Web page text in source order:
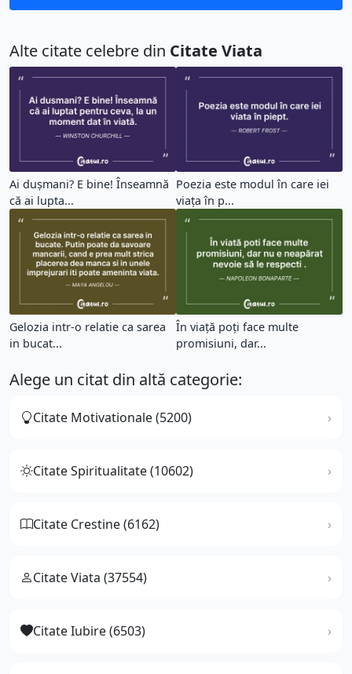
Alte citate celebre din Citate Viata
Ai dușmani? E bine! Înseamnă
că ai lupta...
Poezia este modul în care iei
viața în p...
Gelozia intr-o relatie ca sarea
in bucat...
În viață poți face multe
promisiuni, dar...
Alege un citat din altă categorie:
Citate Motivationale (5200)
Citate Spiritualitate (10602)
Citate Crestine (6162)
Citate Viata (37554)
Citate Iubire (6503)